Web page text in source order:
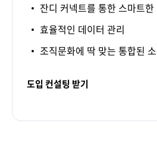
잔디 커넥트를 통한 스마트한
효율적인 데이터 관리
조직문화에 딱 맞는 통합된
도입 컨설팅 받기